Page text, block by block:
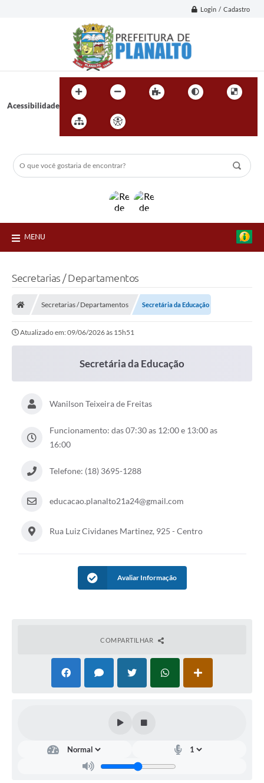
Login / Cadastro
Acessibilidade
MENU
Secretarias / Departamentos
Secretarias / Departamentos Secretária da Educação
Atualizado em: 09/06/2026 às 15h51
Secretária da Educação
Wanilson Teixeira de Freitas
Funcionamento: das 07:30 as 12:00 e 13:00 as
16:00
Telefone: (18) 3695-1288
educacao.planalto21a24@gmail.com
Rua Luiz Cividanes Martinez, 925 - Centro
Avaliar Informação
COMPARTILHAR